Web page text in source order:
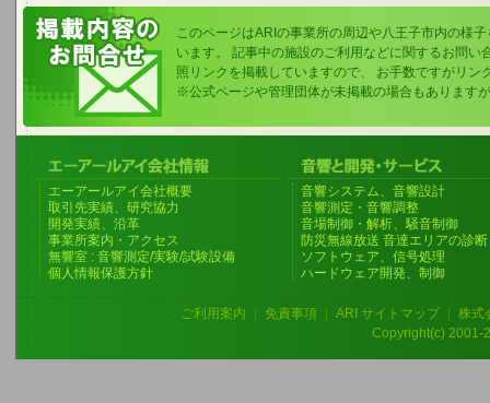
このページはARIの事業所の周辺や八王子市内の様
います。 記事中の施設のご利用などに関するお問い
照リンクを掲載していますので、 お手数ですがリン
※公式ページや管理団体が未掲載の場合もあります
エーアールアイ会社概要
取引先実績、研究協力
開発実績、沿革
事業所案内・アクセス
無響室 : 音響測定/実験/試験設備
個人情報保護方針
音響システム、音響設計
音響測定・音響調整
音場制御・解析、騒音制御
防災無線放送 音達エリアの診断
ソフトウェア、信号処理
ハードウェア開発、制御
ご利用案内 免責事項 ARI サイトマップ
株式
Copyright(c) 2001-